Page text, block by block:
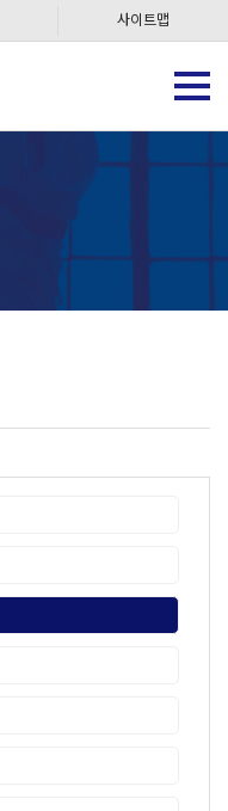
사이트맵